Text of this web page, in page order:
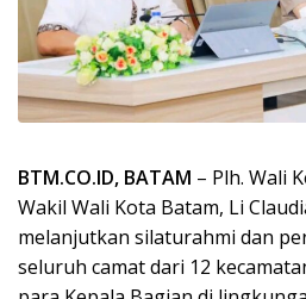
BTM.CO.ID, BATAM – Plh. Wali
Wakil Wali Kota Batam, Li
melanjutkan silaturahmi dan
seluruh camat dari 12